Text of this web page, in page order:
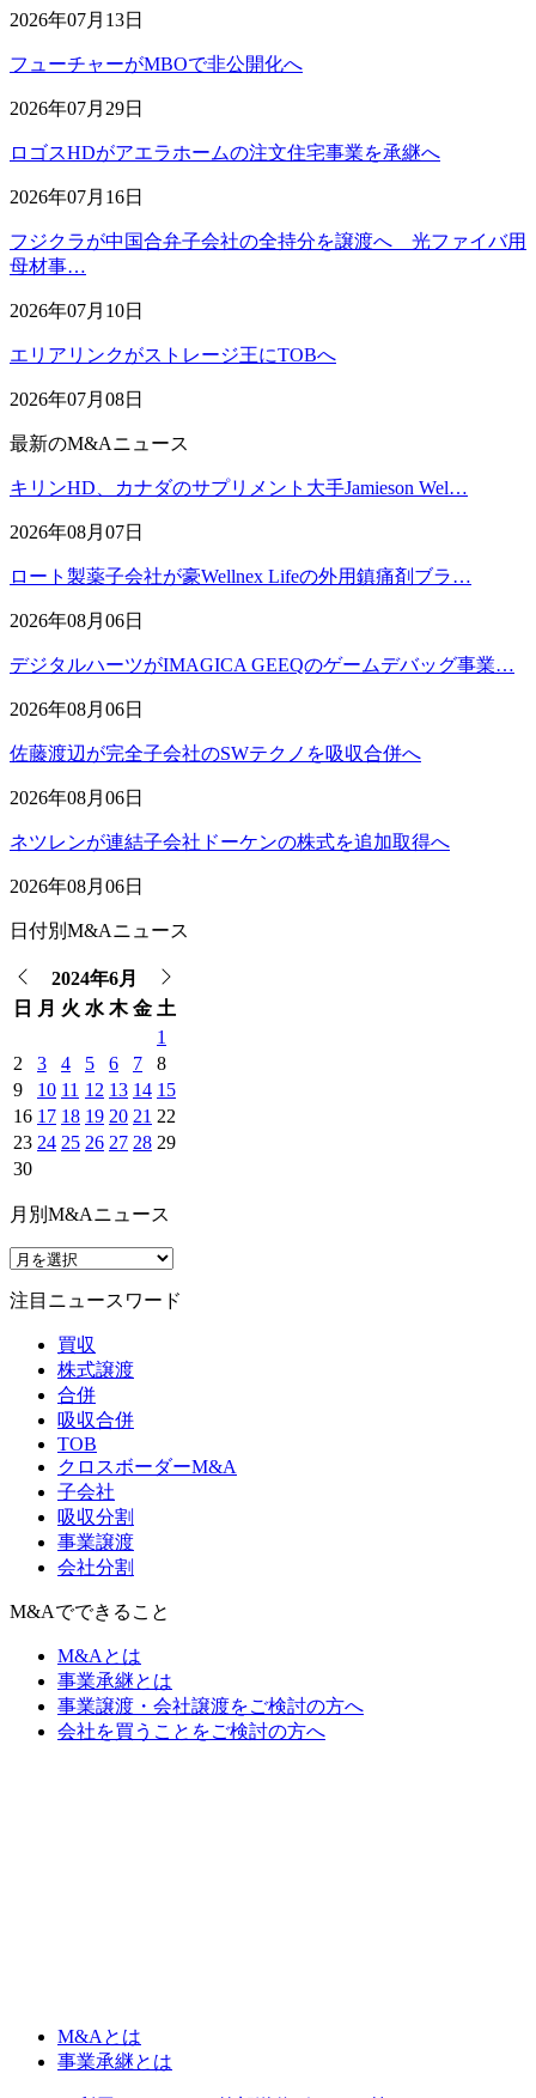
2026年07月13日
フューチャーがMBOで非公開化へ
2026年07月29日
ロゴスHDがアエラホームの注文住宅事業を承継へ
2026年07月16日
フジクラが中国合弁子会社の全持分を譲渡へ 光ファイバ用
母材事…
2026年07月10日
エリアリンクがストレージ王にTOBへ
2026年07月08日
最新のM&Aニュース
キリンHD、カナダのサプリメント大手Jamieson Wel…
2026年08月07日
ロート製薬子会社が豪Wellnex Lifeの外用鎮痛剤ブラ…
2026年08月06日
デジタルハーツがIMAGICA GEEQのゲームデバッグ事業…
2026年08月06日
佐藤渡辺が完全子会社のSWテクノを吸収合併へ
2026年08月06日
ネツレンが連結子会社ドーケンの株式を追加取得へ
2026年08月06日
日付別M&Aニュース
2024年6月
日
月 火 水 木 金 土
1
2
3 4 5 6 7
8
9
10 11 12 13 14 15
16 17 18 19 20 21 22
23 24 25 26 27 28 29
30
月別M&Aニュース
注目ニュースワード
買収
株式譲渡
合併
吸収合併
TOB
クロスボーダーM&A
子会社
吸収分割
事業譲渡
会社分割
M&Aでできること
M&Aとは
事業承継とは
事業譲渡・会社譲渡をご検討の方へ
会社を買うことをご検討の方へ
M&Aとは
事業承継とは